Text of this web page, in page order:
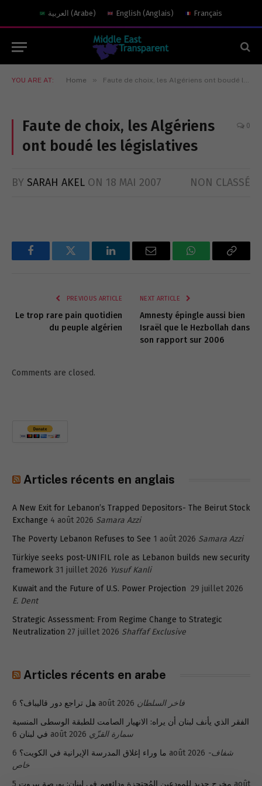
العربية (Arabe) English (Anglais) Français
YOU ARE AT: Home » Faute de choix, les Algériens ont boudé les législatives
Faute de choix, les Algériens
ont boudé les législatives
0
BY SARAH AKEL ON 18 MAI 2007 NON CLASSÉ
FacebookTwitter LinkedInEmail WhatsAppCopy
PREVIOUS ARTICLE
Le trop rare pain quotidien
du peuple algérien
NEXT ARTICLE
Amnesty épingle aussi bien
Israël que le Hezbollah dans
son rapport sur 2006
Comments are closed.
Articles récents en anglais
A New Exit for Lebanon’s Trapped Depositors- The Beirut Stock
Exchange 4 août 2026 Samara Azzi
The Poverty Lebanon Refuses to See 1 août 2026 Samara Azzi
Türkiye seeks post-UNIFIL role as Lebanon builds new security
framework 31 juillet 2026 Yusuf Kanli
Kuwait and the Future of U.S. Power Projection 29 juillet 2026
E. Dent
Strategic Assessment: From Regime Change to Strategic
Neutralization 27 juillet 2026 Shaffaf Exclusive
Articles récents en arabe
هل تراجع دور قاليباف؟ 6 août 2026 فاخر السلطان
الفقر الذي يأنف لبنان أن يراه: الانهيار الصامت للطبقة الوسطى المنسية
في لبنان 6 août 2026 سمارة القزّي
ما وراء إغلاق المدرسة الإيرانية في الكويت؟ 6 août 2026 شفاف-
خاص
مخرج جديد للمودعين المُحتجزة ودائعهم في لبنان: بورصة بيروت 5 août